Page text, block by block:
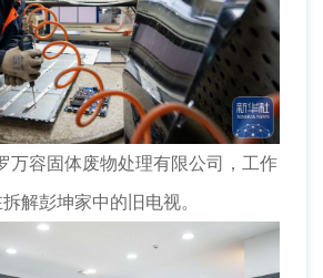
万容固体废物处理有限公司，工作
解彭坤家中的旧电视。